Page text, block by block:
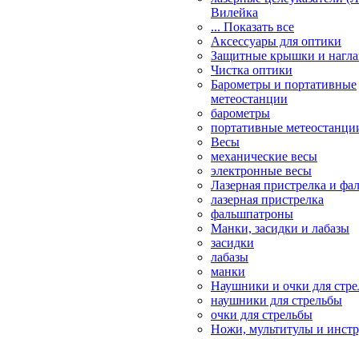
Вилейка
... Показать все
Аксессуары для оптики
Защитные крышки и
Чистка оптики
Барометры и портативные
метеостанции
барометры
портативные
Весы
механические весы
электронные весы
Лазерная пристрелка и
лазерная пристрелка
фальшпатроны
Манки, засидки и лабазы
засидки
лабазы
манки
Наушники и очки для
наушники для стрельбы
очки для стрельбы
Ножи, мультитулы и